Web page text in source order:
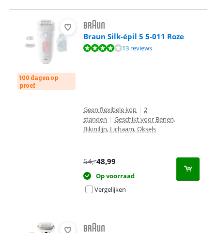
100 dagen op
proef
Braun Silk-épil 5 5-011 Roze
Beoordeling is 8,2 van de 10, gebaseerd op 13 reviews.
13 reviews
Geen flexibele kop | 2
standen | Geschikt voor Benen,
Bikinilijn, Lichaam, Oksels
54,-48,99
Op voorraad
Vergelijken